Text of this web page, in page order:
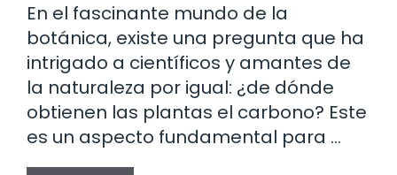
En el fascinante mundo de la
botánica, existe una pregunta que ha
intrigado a científicos y amantes de
la naturaleza por igual: ¿de dónde
obtienen las plantas el carbono? Este
es un aspecto fundamental para …